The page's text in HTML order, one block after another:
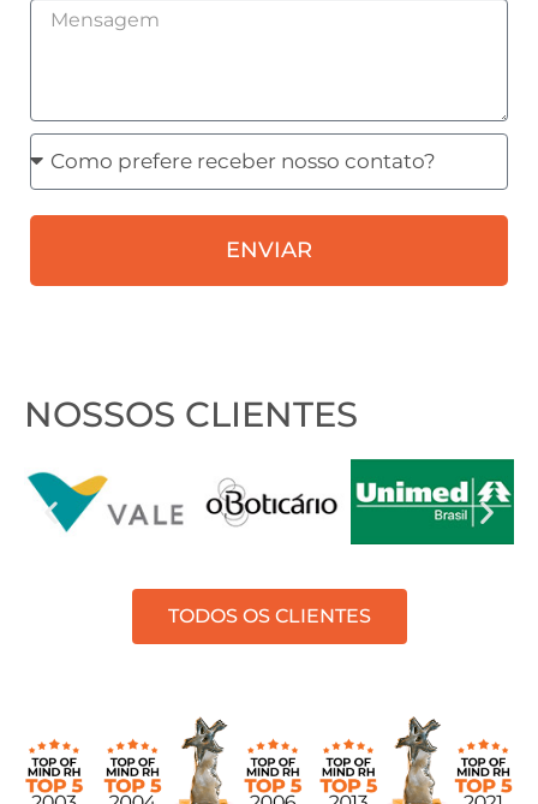
Mensagem
Como
prefere
receber
contato?
ENVIAR
NOSSOS CLIENTES
TODOS OS CLIENTES